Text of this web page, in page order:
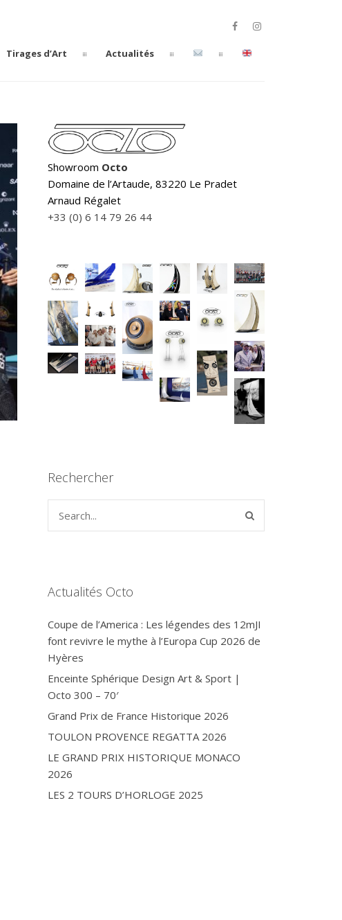
Tirages d’Art Actualités
Showroom Octo
Domaine de l’Artaude, 83220 Le Pradet
Arnaud Régalet
+33 (0) 6 14 79 26 44
Rechercher
Actualités Octo
Coupe de l’America : Les légendes des 12mJI
font revivre le mythe à l’Europa Cup 2026 de
Hyères
Enceinte Sphérique Design Art & Sport |
Octo 300 – 70′
Grand Prix de France Historique 2026
TOULON PROVENCE REGATTA 2026
LE GRAND PRIX HISTORIQUE MONACO
2026
LES 2 TOURS D’HORLOGE 2025